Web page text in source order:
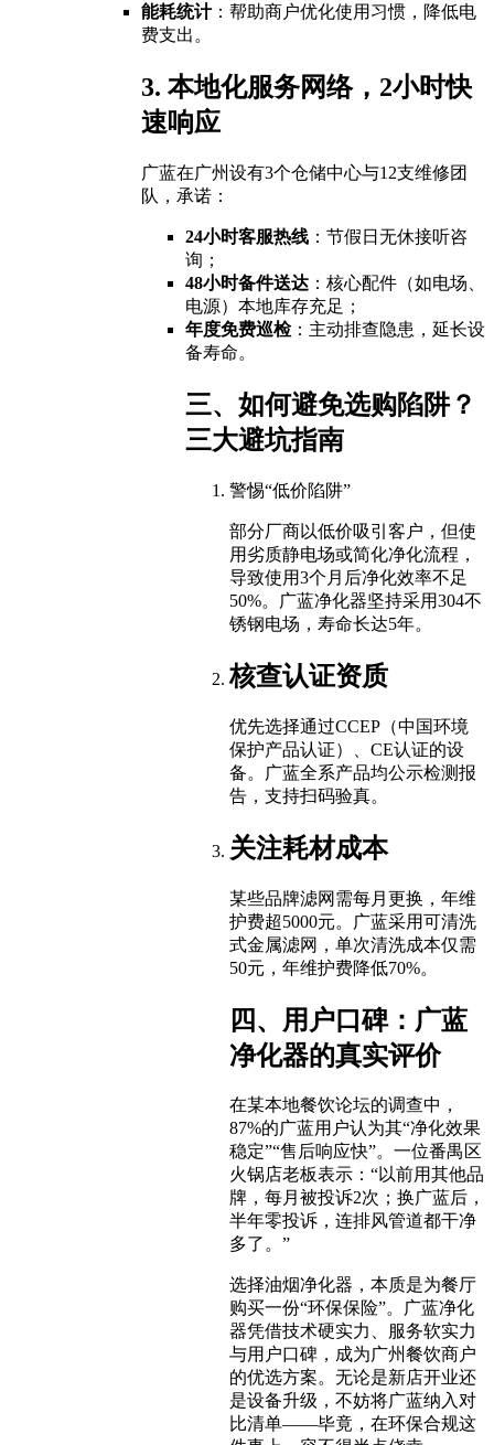
能耗统计：帮助商户优化使用习惯，降低电
费支出。
3. 本地化服务网络，2小时快
速响应
广蓝在广州设有3个仓储中心与12支维修团
队，承诺：
24小时客服热线 ：节假日无休接听咨
询；
48小时备件送达 ：核心配件（如电场、
电源）本地库存充足；
年度免费巡检：主动排查隐患，延长设
备寿命。
三、如何避免选购陷阱？
三大避坑指南
警惕“低价陷阱”
部分厂商以低价吸引客户，但使
用劣质静电场或简化净化流程，
导致使用3个月后净化效率不足
50%。广蓝净化器坚持采用304不
锈钢电场，寿命长达5年。
核查认证资质
优先选择通过CCEP（中国环境
保护产品认证）、CE认证的设
备。广蓝全系产品均公示检测报
告，支持扫码验真。
关注耗材成本
某些品牌滤网需每月更换，年维
护费超5000元。广蓝采用可清洗
式金属滤网，单次清洗成本仅需
50元，年维护费降低70%。
四、用户口碑：广蓝
净化器的真实评价
在某本地餐饮论坛的调查中，
87%的广蓝用户认为其“净化效果
稳定”“售后响应快”。一位番禺区
火锅店老板表示：“以前用其他品
牌，每月被投诉2次；换广蓝后，
半年零投诉，连排风管道都干净
多了。”
选择油烟净化器，本质是为餐厅
购买一份“环保保险”。广蓝净化
器凭借技术硬实力、服务软实力
与用户口碑，成为广州餐饮商户
的优选方案。无论是新店开业还
是设备升级，不妨将广蓝纳入对
比清单——毕竟，在环保合规这